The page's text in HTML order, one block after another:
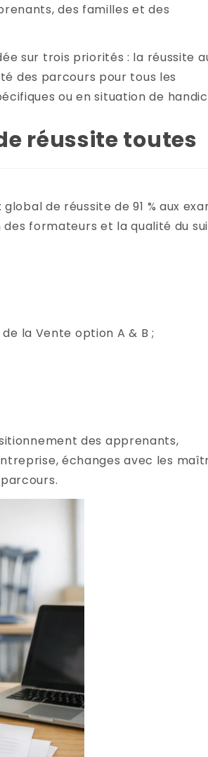
des familles et des
sur trois priorités : la réussite
des parcours pour tous les
ou en situation de
réussite toutes
de réussite de 91 % aux
formateurs et la qualité du
la Vente option A & B ;
des apprenants,
échanges avec les